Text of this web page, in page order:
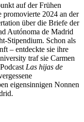
auf der Frühen
promovierte 2024 an der
über die Briefe der
Autónoma de Madrid
Stipendium. Schon als
– entdeckte sie ihre
traf sie Carmen
Las hijas de
eigensinnigen Nonnen